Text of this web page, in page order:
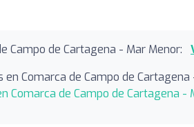
Campo de Cartagena - Mar Menor:
Comarca de Campo de Cartagena
Comarca de Campo de Cartagena -